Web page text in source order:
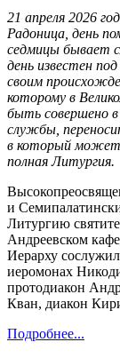
21 апреля 2026
Радоница, день
седмицы бывает
день известен
своим
которому в
быть совершено в
службы,
в который может
полная Литургия.
и
Литургию
Андреевском
Иерарху
иеромонах
протодиакон
Кван, диакон
Подробнее...